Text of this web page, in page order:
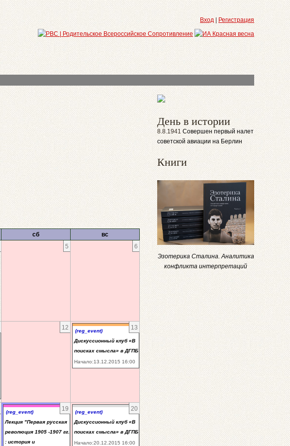
Вход Регистрация
сб
вс
5 6
12 13
(reg_event)
Дискуссионный клуб «В
поисках смысла» в ДГПБ
Начало:13.12.2015 16:00
19
(reg_event)
Лекция "Первая русская
революция 1905 -1907 гг.
: история и
20
(reg_event)
Дискуссионный клуб «В
поисках смысла» в ДГПБ
Начало:20.12.2015 16:00
День в истории
8.8.1941 Совершен первый налет
советской авиации на Берлин
Книги
Эзотерика Сталина. Аналитика
конфликта интерпретаций